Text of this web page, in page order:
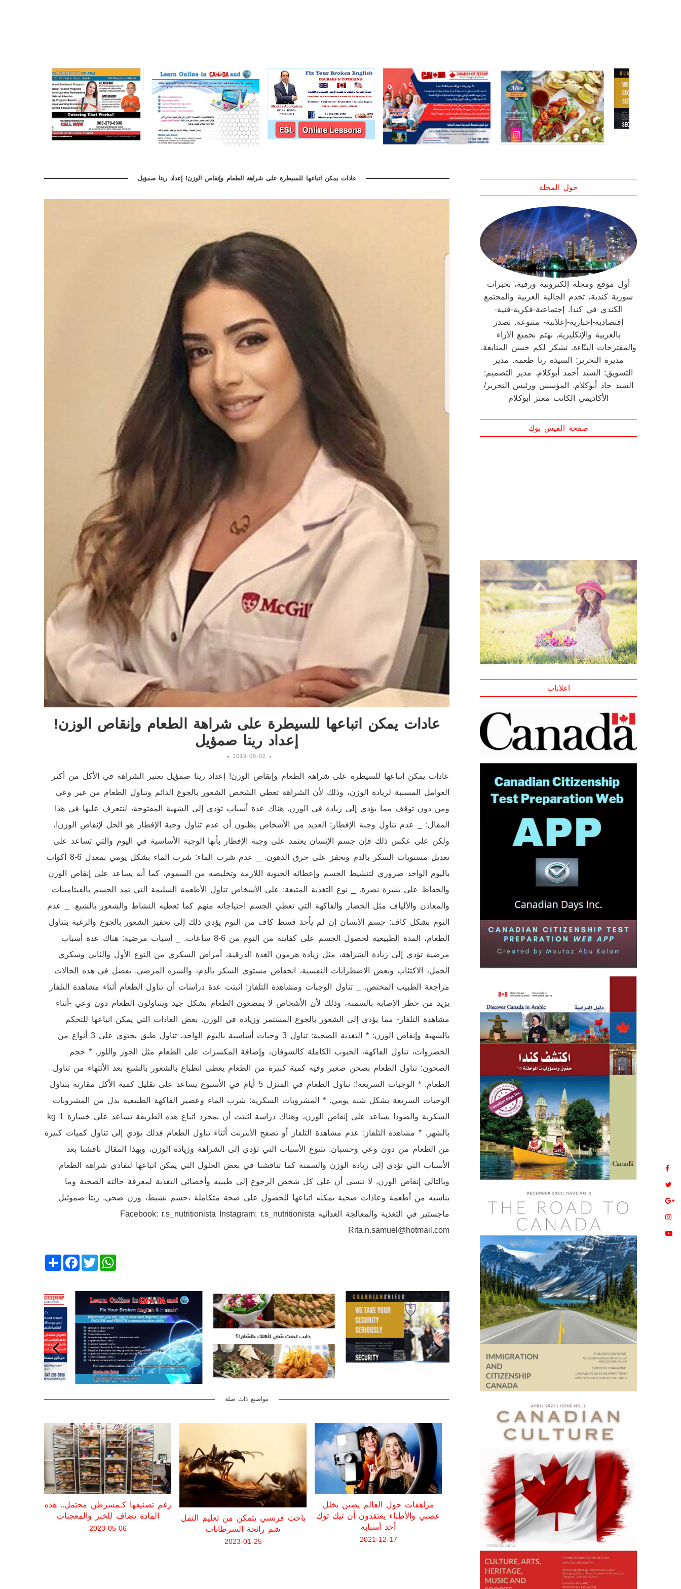
عادات يمكن اتباعها للسيطرة على شراهة الطعام وإنقاص الوزن! إعداد ريتا صمؤيل
عادات يمكن اتباعها للسيطرة على شراهة الطعام وإنقاص الوزن!
إعداد ريتا صمؤيل
2019-06-02
عادات يمكن اتباعها للسيطرة على شراهة الطعام وإنقاص الوزن! إعداد ريتا صمؤيل تعتبر الشراهة في الأكل من أكثر
العوامل المسببة لزيادة الوزن، وذلك لأن الشراهة تعطي الشخص الشعور بالجوع الدائم وتناول الطعام من غير وعي
ومن دون توقف مما يؤدي إلى زيادة في الوزن. هناك عدة أسباب تؤدي إلى الشهية المفتوحة، لنتعرف عليها في هذا
المقال: _ عدم تناول وجبة الإفطار: العديد من الأشخاص يظنون أن عدم تناول وجبة الإفطار هو الحل لإنقاص الوزن!،
ولكن على عكس ذلك فإن جسم الإنسان يعتمد على وجبة الإفطار بأنها الوجبة الأساسية في اليوم والتي تساعد على
تعديل مستويات السكر بالدم وتحفز على حرق الدهون. _ عدم شرب الماء: شرب الماء بشكل يومي بمعدل 6-8 أكواب
باليوم الواحد ضروري لتنشيط الجسم وإعطائه الحيوية اللازمة وتخليصه من السموم، كما أنه يساعد على إنقاص الوزن
والحفاظ على بشرة نضرة. _ نوع التغذية المتبعة: على الأشخاص تناول الأطعمة السليمة التي تمد الجسم بالفيتامينات
والمعادن والألياف مثل الخضار والفاكهة التي تعطي الجسم احتياجاته منهم كما تعطيه النشاط والشعور بالشبع. _ عدم
النوم بشكل كاف: جسم الإنسان إن لم يأخذ قسط كاف من النوم يؤدي ذلك إلى تحفيز الشعور بالجوع والرغبة بتناول
الطعام، المدة الطبيعية لحصول الجسم على كفايته من النوم من 6-8 ساعات. _ أسباب مرضية: هناك عدة أسباب
مرضية تؤدي إلى زيادة الشراهة، مثل زيادة هرمون الغدة الدرقية، أمراض السكري من النوع الأول والثاني وسكري
الحمل، الاكتئاب وبعض الاضطرابات النفسية، انخفاض مستوى السكر بالدم، والشره المرضي. يفضل في هذه الحالات
مراجعة الطبيب المختص. _ تناول الوجبات ومشاهدة التلفاز: اثبتت عدة دراسات أن تناول الطعام أثناء مشاهدة التلفاز
يزيد من خطر الإصابة بالسمنة، وذلك لأن الأشخاص لا يمضغون الطعام بشكل جيد ويتناولون الطعام دون وعي -أثناء
مشاهدة التلفاز- مما يؤدي إلى الشعور بالجوع المستمر وزيادة في الوزن. بعض العادات التي يمكن اتباعها للتحكم
بالشهية وإنقاص الوزن: * التغذية الصحية: تناول 3 وجبات أساسية باليوم الواحد، تناول طبق يحتوي على 3 أنواع من
الخضروات، تناول الفاكهة، الحبوب الكاملة كالشوفان، وإضافة المكسرات على الطعام مثل الجوز واللوز. * حجم
الصحون: تناول الطعام بصحن صغير وفيه كمية كبيرة من الطعام يعطى انطباع بالشعور بالشبع بعد الأنتهاء من تناول
الطعام. * الوجبات السريعة!: تناول الطعام في المنزل 5 أيام في الأسبوع يساعد على تقليل كمية الأكل مقارنة بتناول
الوجبات السريعة بشكل شبه يومي. * المشروبات السكرية: شرب الماء وعصير الفاكهة الطبيعية بدل من المشروبات
السكرية والصودا يساعد على إنقاص الوزن، وهناك دراسة اثبتت أن بمجرد اتباع هذه الطريقة تساعد على خسارة 1 kg
بالشهر. * مشاهدة التلفاز: عدم مشاهدة التلفاز أو تصفح الأنترنت أثناء تناول الطعام فذلك يؤدي إلى تناول كميات كبيرة
من الطعام من دون وعي وحسبان. تتنوع الأسباب التي تؤدي إلى الشراهة وزيادة الوزن، وبهذا المقال ناقشنا بعد
الأسباب التي تؤدي إلى زيادة الوزن والسمنة كما تناقشنا في بعض الحلول التي يمكن اتباعها لتفادي شراهة الطعام
وبالتالي إنقاص الوزن. لا ننسى أن على كل شخص الرجوع إلى طبيبه وأخصائي التغذية لمعرفة حالته الصحية وما
يناسبه من أطعمة وعادات صحية يمكنه اتباعها للحصول على صحة متكاملة ،جسم نشيط، وزن صحي. ريتا صموئيل
ماجستير في التغذية والمعالجة الغذائية Facebook: r.s_nutritionista Instagram: r.s_nutritionista
Rita.n.samuel@hotmail.com
Share
FacebookTwitter
WhatsApp
مواضيع ذات صلة
رغم تصنيفها كـمسرطن محتمل.. هذه
المادة تضاف للخبز والمعجنات
2023-05-06
باحث فرنسي يتمكن من تعليم النمل
شم رائحة السرطانات
2023-01-25
مراهقات حول العالم يصبن بخلل
عصبي والأطباء يعتقدون أن تيك توك
أحد أسبابه
2021-12-17
فاوتشي يحذر: متحوّر أوميكرون
سينتشر في كل مكان
2021-11-28 من تناول البيض.. قد
2021-11-16
حول المجلة
أول موقع ومجلة إلكترونية ورقية، بخبرات
سورية كندية، تخدم الجالية العربية والمجتمع
الكندي في كندا. إجتماعية-فكرية-فنية-
إقتصادية-إخبارية-إعلانية- متنوعة. تصدر
بالعربية والإنكليزية. نهتم بجميع الآراء
والمقترحات البنّاءة. نشكر لكم حسن المتابعة.
مديرة التحرير: السيدة رنا طعمة. مدير
التسويق: السيد أحمد أبوكلام. مدير التصميم:
السيد جاد أبوكلام. المؤسس ورئيس التحرير/
الأكاديمي الكاتب معتز أبوكلام
صفحة الفيس بوك
اعلانات